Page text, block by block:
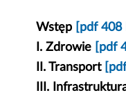
Wstęp
[pdf 408
I. Zdrowie
[pdf
II. Transport
III.